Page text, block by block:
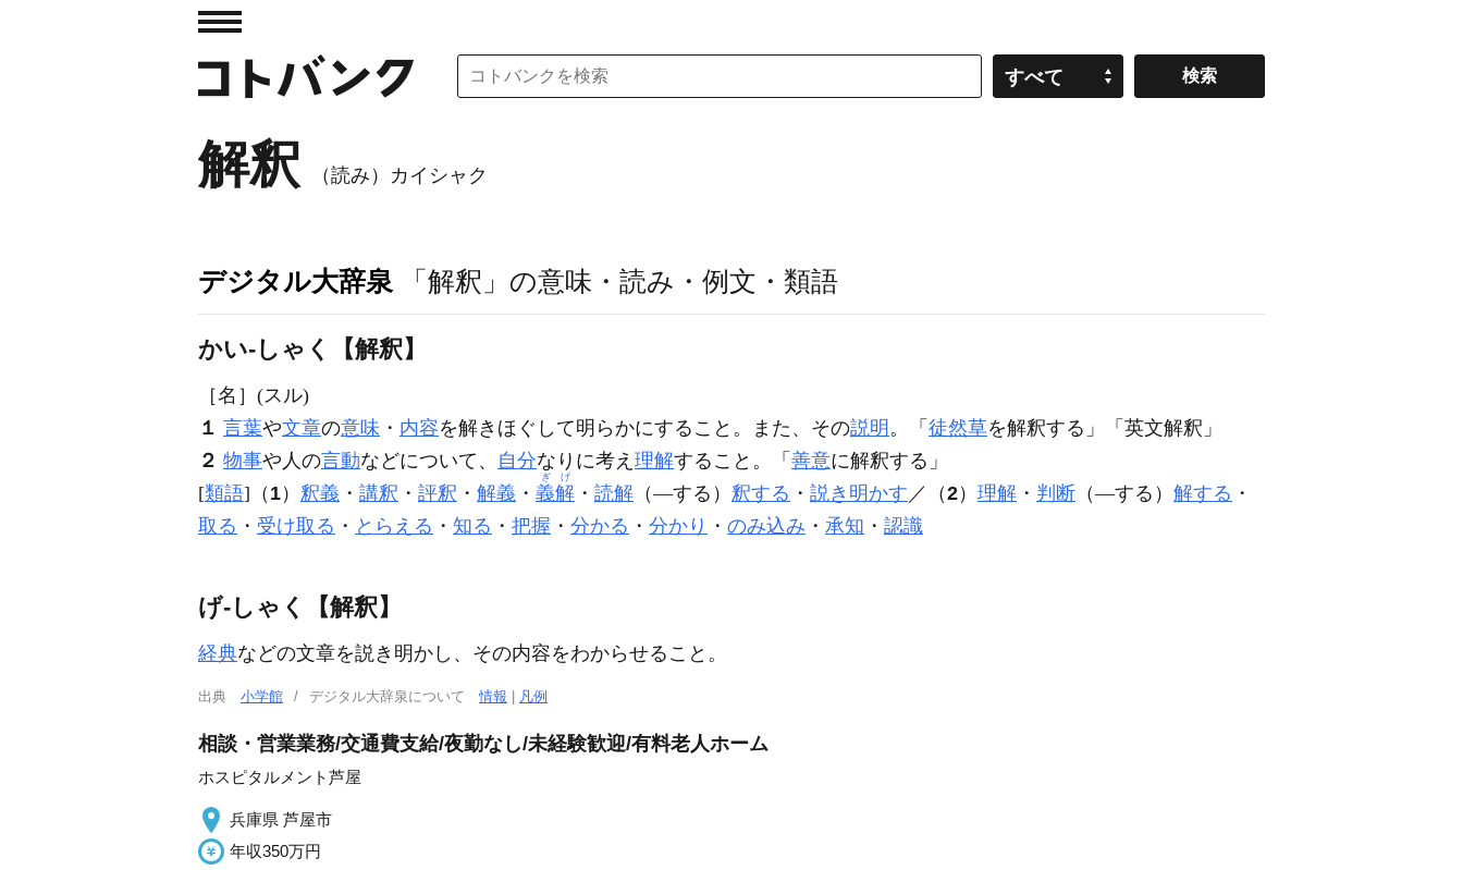
すべて
解釈 （読み）カイシャク
デジタル大辞泉 「解釈」の意味・読み・例文・類語
かい‐しゃく【解釈】
［名］ (スル)
１ 言葉や文章の意味 ・ 内容を解きほぐして明らかにすること。また、その説明 。「 徒然草を解釈する」「英文解釈 」
２ 物事や人の言動などについて、 自分なりに考え 理解すること。「 善意に解釈する」
[類語]（ 1） 釈義 ・ 講釈 ・ 評釈 ・ 解義 ・ 義解
ぎげ
・ 読解 （―する） 釈する ・ 説き明かす ／（2） 理解 ・ 判断 （―する） 解する ・
取る ・ 受け取る ・ とらえる ・ 知る ・ 把握 ・ 分かる ・ 分かり ・ のみ込み ・ 承知 ・ 認識
げ‐しゃく【解釈】
経典などの文章を説き明かし、その内容をわからせること。
出典 小学館 デジタル大辞泉について情報 凡例
相談・営業業務/交通費支給/夜勤なし/未経験歓迎/有料老人ホーム
ホスピタルメント芦屋
兵庫県 芦屋市
年収350万円